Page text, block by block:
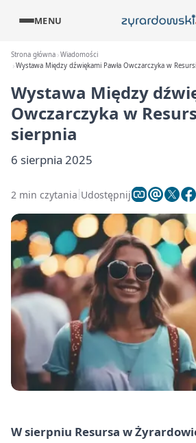
MENU
Strona główna Wiadomości
Wystawa Między dźwiękami Pawła Owczarczyka w
Wystawa Między
Owczarczyka w
sierpnia
6 sierpnia 2025
2 min czytania Udostępnij
W sierpniu Resursa w